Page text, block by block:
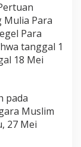
Mulia Para
Para
tanggal 1
18 Mei
pada
Muslim
27 Mei